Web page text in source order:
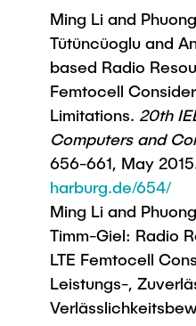
Intern
Lehre und Lernen
Best Practices Lehre
Hochschuldidaktik - ZLL
LearnING Center
Lehre im europäischen
WorkINGLab / Makerspace
Transfer
Interdisziplinärer
„Biobasierte
Reaktortechnologien“
Maschinenbau
Studiengänge
Forschung und Institute
Studienbereich FIT
Institute im
Ming Li and
Tütüncüoglu and
based Radio
Femtocell
Limitations. 20th
Computers and
656-661, May
harburg.de/654/
Ming Li and
Timm-Giel: Radio
LTE Femtocell
Leistungs-,